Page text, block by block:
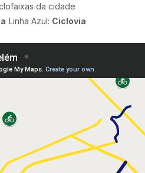
da cidade
Linha Azul: Ciclovia